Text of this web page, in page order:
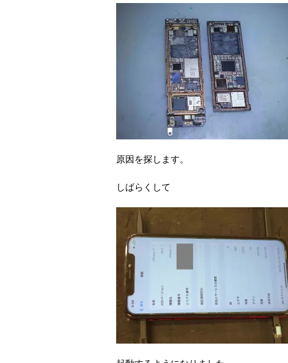
原因を探します。
しばらくして